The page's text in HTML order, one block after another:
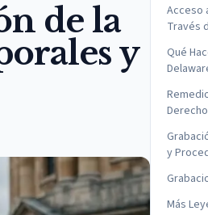
de la
y
Acceso
Través
Qué
y
Más